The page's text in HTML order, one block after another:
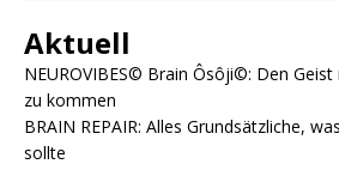
Aktuell
NEUROVIBES© Brain Ôsôji©: Den
zu kommen
BRAIN REPAIR: Alles Grundsätzliche,
sollte